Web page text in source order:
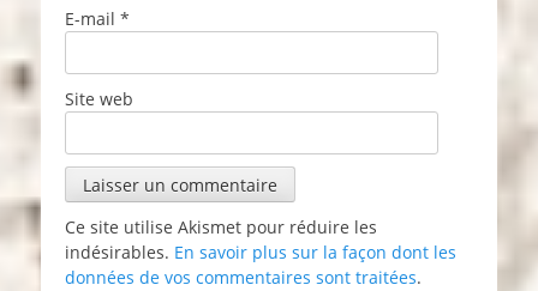
E-mail *
Site web
Ce site utilise Akismet pour réduire les
indésirables. En savoir plus sur la façon dont les
données de vos commentaires sont traitées.